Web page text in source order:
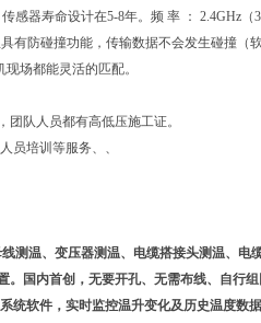
感器寿命设计在5-8年。频 率 ： 2.4GHz（
有防碰撞功能，传输数据不会发生碰撞（
场都能灵活的匹配。
团队人员都有高低压施工证。
员培训等服务、、
测温、变压器测温、电缆搭接头测温、电
国内首创，无要开孔、无需布线、自行
统软件，实时监控温升变化及历史温度数